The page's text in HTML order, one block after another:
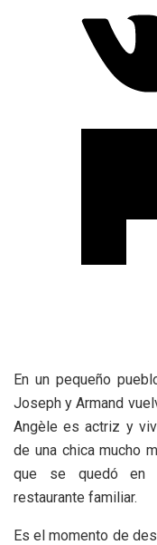
En un pequeño
Joseph y Armand
Angèle es actriz y
de una chica mucho
que se quedó en
restaurante familiar.
Es el momento de